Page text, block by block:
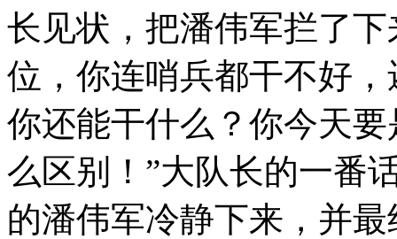
长见状，把潘伟军拦了
位，你连哨兵都干不好
你还能干什么？你今天
么区别！”大队长的一番
的潘伟军冷静下来，并